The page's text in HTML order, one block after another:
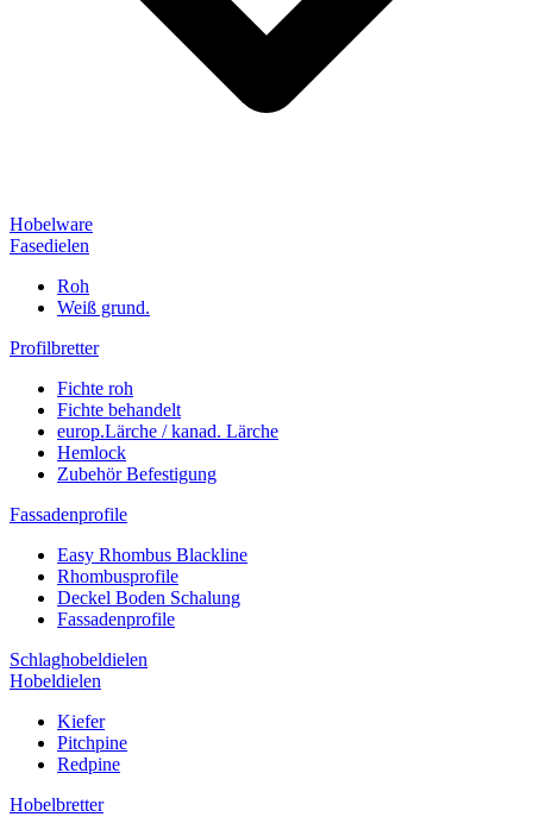
Hobelware
Fasedielen
Roh
Weiß grund.
Profilbretter
Fichte roh
Fichte behandelt
europ.Lärche / kanad. Lärche
Hemlock
Zubehör Befestigung
Fassadenprofile
Easy Rhombus Blackline
Rhombusprofile
Deckel Boden Schalung
Fassadenprofile
Schlaghobeldielen
Hobeldielen
Kiefer
Pitchpine
Redpine
Hobelbretter